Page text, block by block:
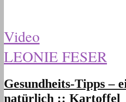
Video
LEONIE FESER
Gesundheits-Tipps –
natürlich :: Kartoffel